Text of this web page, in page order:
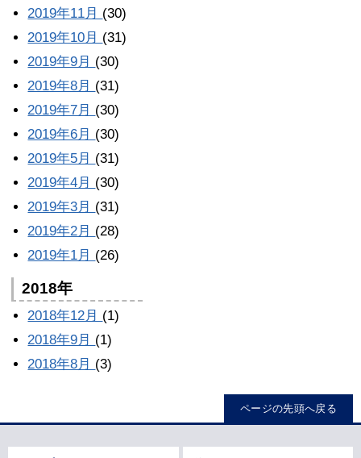
2019年11月 (30)
2019年10月 (31)
2019年9月 (30)
2019年8月 (31)
2019年7月 (30)
2019年6月 (30)
2019年5月 (31)
2019年4月 (30)
2019年3月 (31)
2019年2月 (28)
2019年1月 (26)
2018年
2018年12月 (1)
2018年9月 (1)
2018年8月 (3)
ページの先頭へ戻る